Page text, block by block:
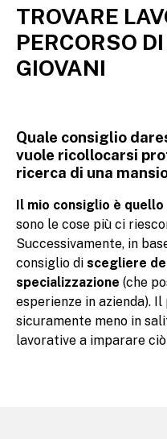
TROVARE
PERCORSO
GIOVANI
Quale consiglio
vuole ricollocarsi
ricerca di una
Il mio consiglio è
sono le cose più ci
Successivamente, in
consiglio di scegliere
specializzazione (che
esperienze in azienda).
sicuramente meno in
lavorative a imparare